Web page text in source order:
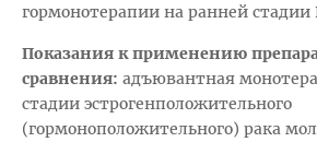
гормонотерапии на ранней
Показания к применению
сравнения: адъювантная
стадии эстрогенположительного
(гормоноположительного) рака